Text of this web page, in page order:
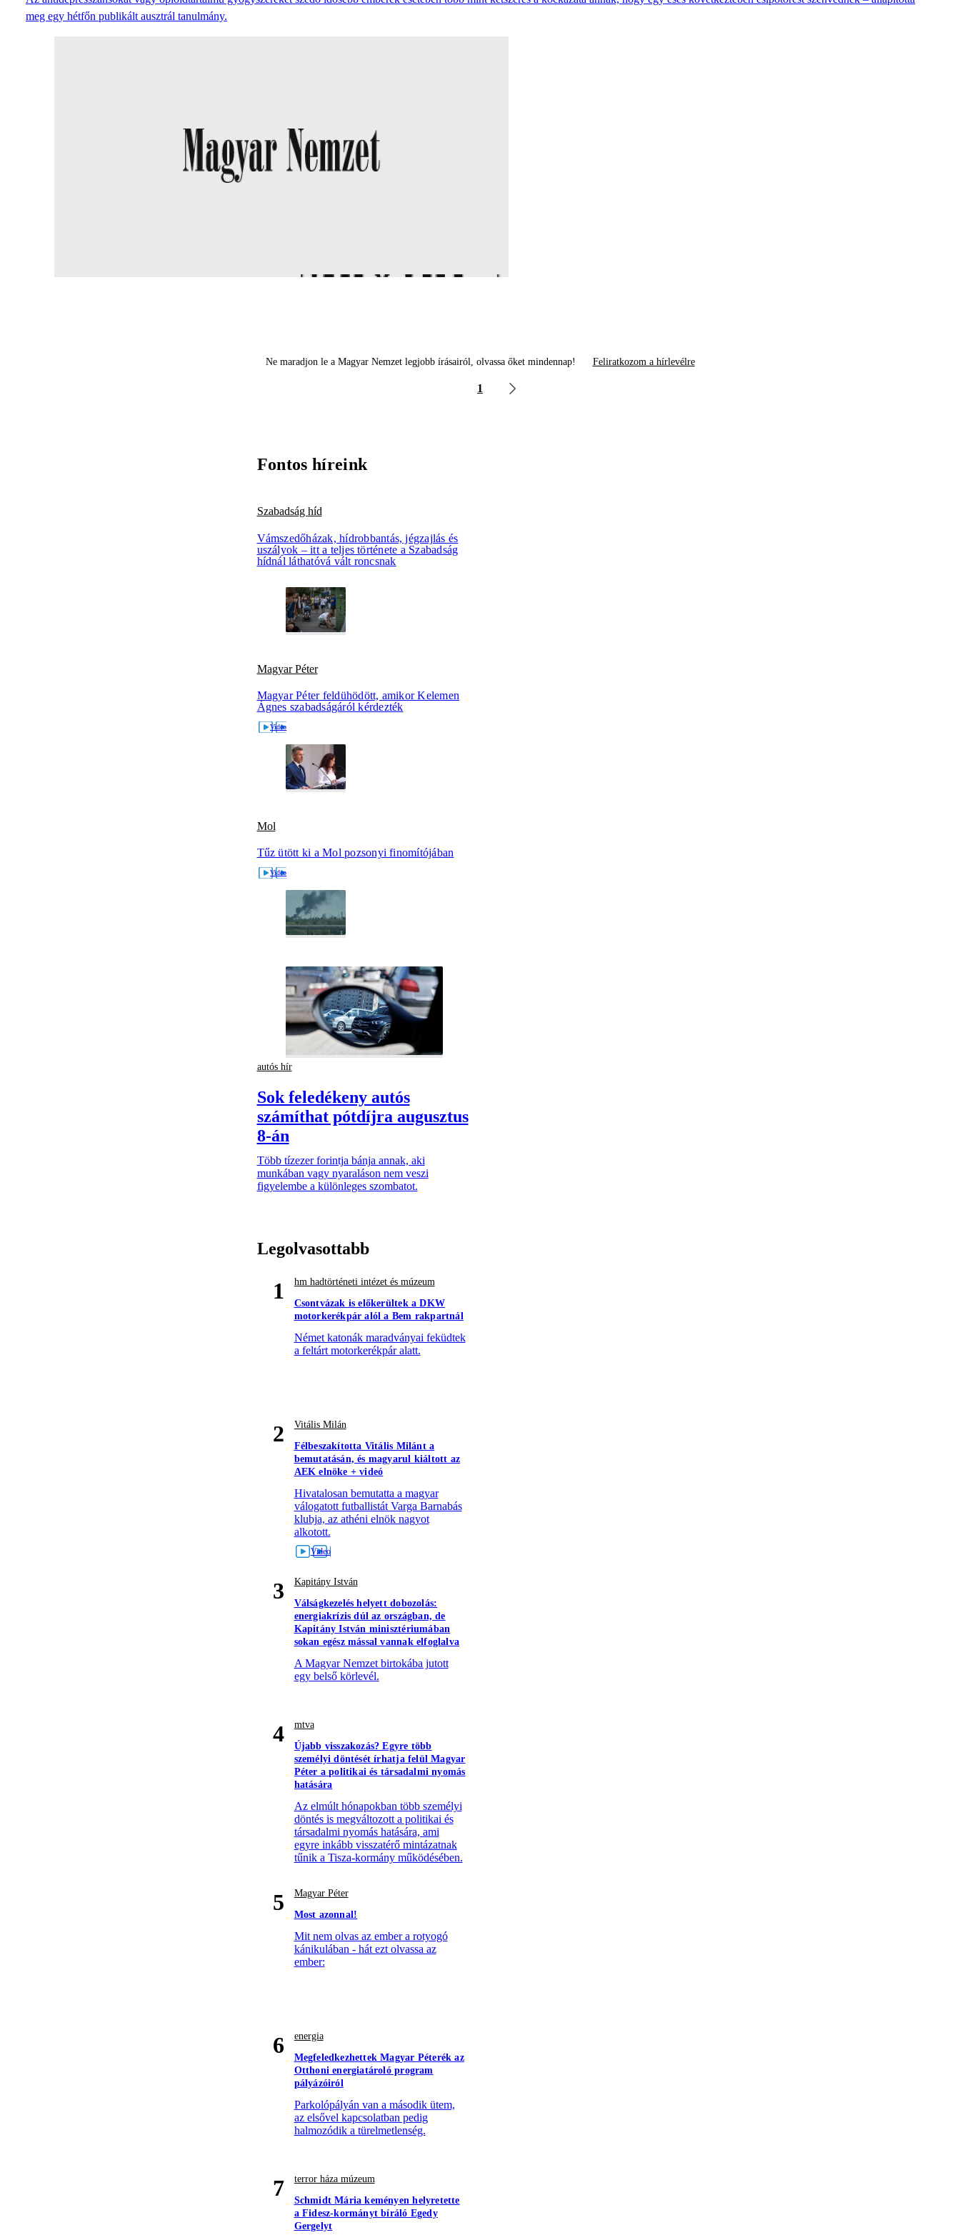
meg egy hétfőn publikált ausztrál tanulmány.
Ne maradjon le a Magyar Nemzet legjobb írásairól, olvassa őket mindennap! Feliratkozom a hírlevélre
1
Fontos híreink
Szabadság híd
Vámszedőházak, hídrobbantás, jégzajlás és
uszályok – itt a teljes története a Szabadság
hídnál láthatóvá vált roncsnak
Magyar Péter
Magyar Péter feldühödött, amikor Kelemen
Ágnes szabadságáról kérdezték
Mol
Tűz ütött ki a Mol pozsonyi finomítójában
autós hír
Sok feledékeny autós
számíthat pótdíjra augusztus
8-án
Több tízezer forintja bánja annak, aki
munkában vagy nyaraláson nem veszi
figyelembe a különleges szombatot.
Legolvasottabb
1
hm hadtörténeti intézet és múzeum
Csontvázak is előkerültek a DKW
motorkerékpár alól a Bem rakpartnál
Német katonák maradványai feküdtek
a feltárt motorkerékpár alatt.
2
Vitális Milán
Félbeszakította Vitális Milánt a
bemutatásán, és magyarul kiáltott az
AEK elnöke + videó
Hivatalosan bemutatta a magyar
válogatott futballistát Varga Barnabás
klubja, az athéni elnök nagyot
alkotott.
3
Kapitány István
Válságkezelés helyett dobozolás:
energiakrízis dúl az országban, de
Kapitány István minisztériumában
sokan egész mással vannak elfoglalva
A Magyar Nemzet birtokába jutott
egy belső körlevél.
4
mtva
Újabb visszakozás? Egyre több
személyi döntését írhatja felül Magyar
Péter a politikai és társadalmi nyomás
hatására
Az elmúlt hónapokban több személyi
döntés is megváltozott a politikai és
társadalmi nyomás hatására, ami
egyre inkább visszatérő mintázatnak
tűnik a Tisza-kormány működésében.
5
Magyar Péter
Most azonnal!
Mit nem olvas az ember a rotyogó
kánikulában - hát ezt olvassa az
ember:
6
energia
Megfeledkezhettek Magyar Péterék az
Otthoni energiatároló program
pályázóiról
Parkolópályán van a második ütem,
az elsővel kapcsolatban pedig
halmozódik a türelmetlenség.
7
terror háza múzeum
Schmidt Mária keményen helyretette
a Fidesz-kormányt bíráló Egedy
Gergelyt